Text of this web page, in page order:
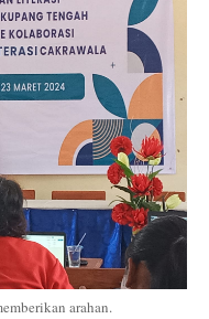
arahan.